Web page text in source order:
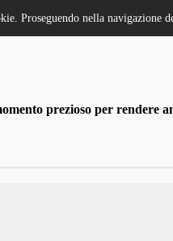
prezioso per rendere
Proseguendo nella navigazione